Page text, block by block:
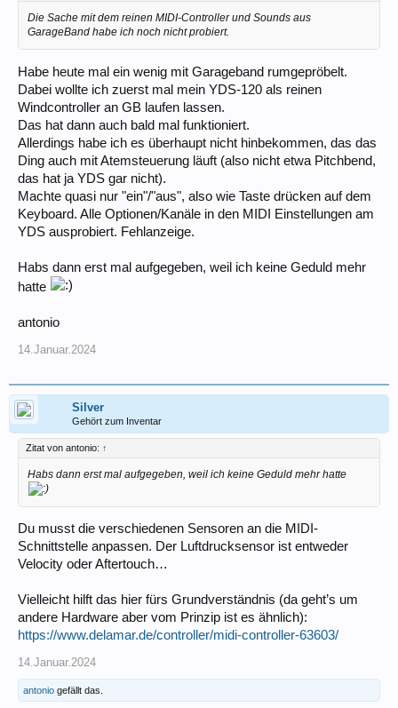
Die Sache mit dem reinen MIDI-Controller und Sounds aus
GarageBand habe ich noch nicht probiert.
Habe heute mal ein wenig mit Garageband rumgepröbelt.
Dabei wollte ich zuerst mal mein YDS-120 als reinen
Windcontroller an GB laufen lassen.
Das hat dann auch bald mal funktioniert.
Allerdings habe ich es überhaupt nicht hinbekommen, das das
Ding auch mit Atemsteuerung läuft (also nicht etwa Pitchbend,
das hat ja YDS gar nicht).
Machte quasi nur "ein"/"aus", also wie Taste drücken auf dem
Keyboard. Alle Optionen/Kanäle in den MIDI Einstellungen am
YDS ausprobiert. Fehlanzeige.
Habs dann erst mal aufgegeben, weil ich keine Geduld mehr
hatte
antonio
14.Januar.2024
Silver
Gehört zum Inventar
Zitat von antonio: ↑
Habs dann erst mal aufgegeben, weil ich keine Geduld mehr hatte
Du musst die verschiedenen Sensoren an die MIDI-
Schnittstelle anpassen. Der Luftdrucksensor ist entweder
Velocity oder Aftertouch…
Vielleicht hilft das hier fürs Grundverständnis (da geht’s um
andere Hardware aber vom Prinzip ist es ähnlich):
https://www.delamar.de/controller/midi-controller-63603/
14.Januar.2024
antonio gefällt das.